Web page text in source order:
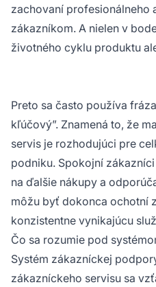
zachovaní profesionálneho
zákazníkom. A nielen v
životného cyklu produktu
Preto sa často používa
kľúčový”. Znamená to, že
servis je rozhodujúci pre
podniku. Spokojní
na ďalšie nákupy a
môžu byť dokonca ochotní
konzistentne vynikajúcu
Čo sa rozumie pod
Systém zákazníckej
zákazníckeho servisu sa